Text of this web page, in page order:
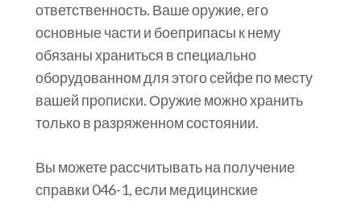
ответственность. Ваше оружие, его
основные части и боеприпасы к нему
обязаны храниться в специально
оборудованном для этого сейфе по месту
вашей прописки. Оружие можно хранить
только в разряженном состоянии.
Вы можете рассчитывать на получение
справки 046-1, если медицинские